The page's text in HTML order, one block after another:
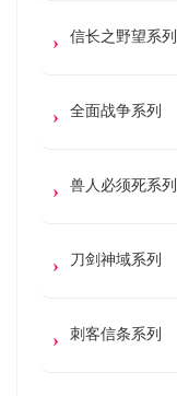
信长之野望系列
全面战争系列
兽人必须死系列
刀剑神域系列
刺客信条系列